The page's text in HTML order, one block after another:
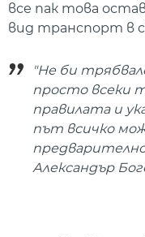
все пак това
вид транспорт в
"Не би
просто всеки
правилата и
път всичко
Александър